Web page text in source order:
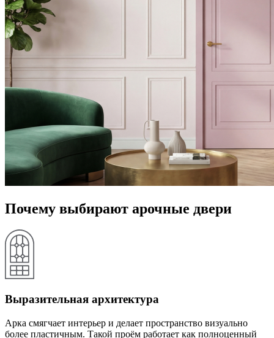
Почему выбирают арочные двери
Выразительная архитектура
Арка смягчает интерьер и делает пространство визуально
более пластичным. Такой проём работает как полноценный